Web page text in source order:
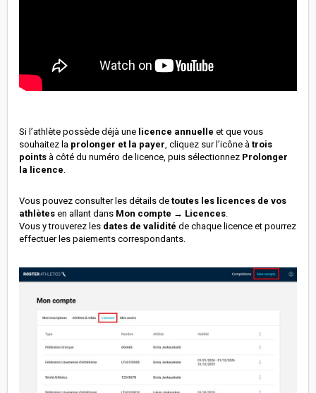
Si l’athlète possède déjà une licence annuelle et que vous
souhaitez la prolonger et la payer , cliquez sur l’icône à trois
points à côté du numéro de licence, puis sélectionnez Prolonger
la licence
Vous pouvez consulter les détails de toutes les licences de vos
athlètes en allant dans Mon compte → Licences
Vous y trouverez les dates de validité de chaque licence et pourrez
effectuer les paiements correspondants.